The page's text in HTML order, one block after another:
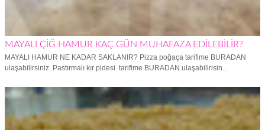
MAYALI ÇİĞ HAMUR KAÇ GÜN MUHAFAZA EDİLEBİLİR?
MAYALI HAMUR NE KADAR SAKLANIR? Pizza poğaça tarifime BURADAN
ulaşabilirsiniz. Pastırmalı kır pidesi tarifime BURADAN ulaşabilirisin...